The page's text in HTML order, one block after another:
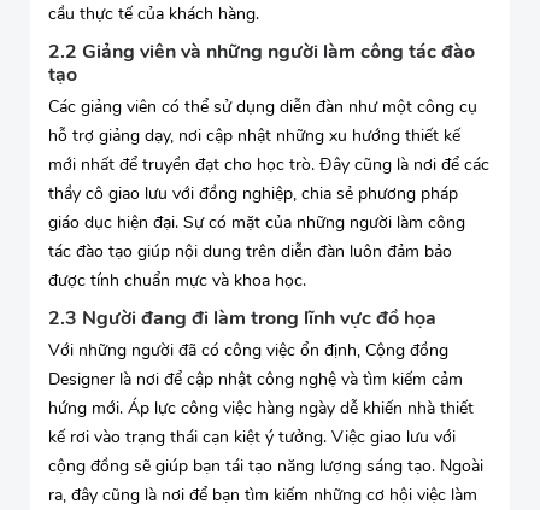
cầu thực tế của khách hàng.
2.2 Giảng viên và những người làm công tác đào
tạo
Các giảng viên có thể sử dụng diễn đàn như một công cụ
hỗ trợ giảng dạy, nơi cập nhật những xu hướng thiết kế
mới nhất để truyền đạt cho học trò. Đây cũng là nơi để các
thầy cô giao lưu với đồng nghiệp, chia sẻ phương pháp
giáo dục hiện đại. Sự có mặt của những người làm công
tác đào tạo giúp nội dung trên diễn đàn luôn đảm bảo
được tính chuẩn mực và khoa học.
2.3 Người đang đi làm trong lĩnh vực đồ họa
Với những người đã có công việc ổn định, Cộng đồng
Designer là nơi để cập nhật công nghệ và tìm kiếm cảm
hứng mới. Áp lực công việc hàng ngày dễ khiến nhà thiết
kế rơi vào trạng thái cạn kiệt ý tưởng. Việc giao lưu với
cộng đồng sẽ giúp bạn tái tạo năng lượng sáng tạo. Ngoài
ra, đây cũng là nơi để bạn tìm kiếm những cơ hội việc làm